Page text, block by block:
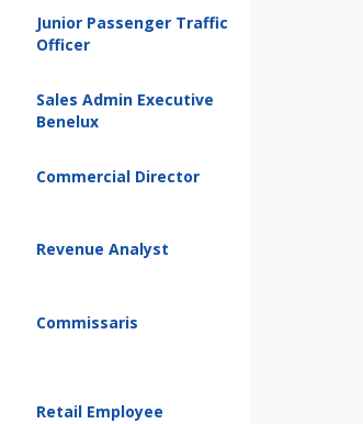
Junior Passenger Traffic
Officer
Sales Admin Executive
Benelux
Commercial Director
Revenue Analyst
Commissaris
Retail Employee